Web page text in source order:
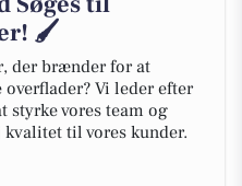
🖌️
der brænder for at
Vi leder efter
styrke vores team og
til vores kunder.